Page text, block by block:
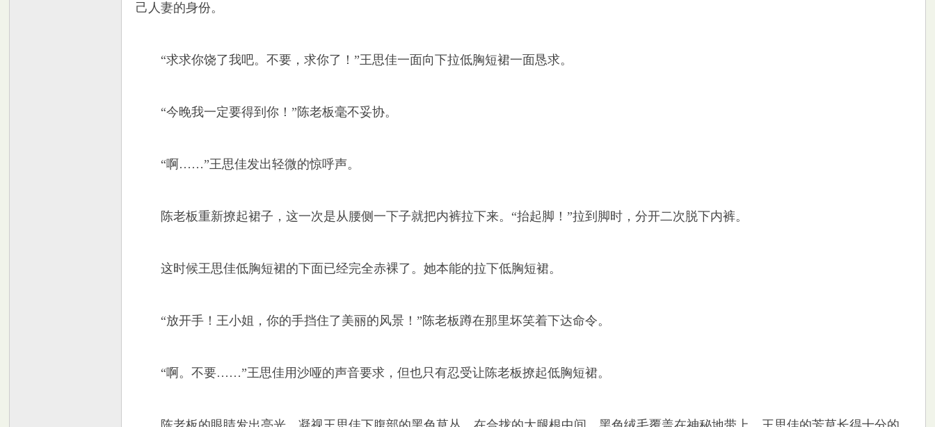
己人妻的身份。
“求求你饶了我吧。不要，求你了！”王思佳一面向下拉低胸短裙一面恳求。
“今晚我一定要得到你！”陈老板毫不妥协。
“啊……”王思佳发出轻微的惊呼声。
陈老板重新撩起裙子，这一次是从腰侧一下子就把内裤拉下来。“抬起脚！”拉到脚时，分开二次脱下内裤。
这时候王思佳低胸短裙的下面已经完全赤裸了。她本能的拉下低胸短裙。
“放开手！王小姐，你的手挡住了美丽的风景！”陈老板蹲在那里坏笑着下达命令。
“啊。不要……”王思佳用沙哑的声音要求，但也只有忍受让陈老板撩起低胸短裙。